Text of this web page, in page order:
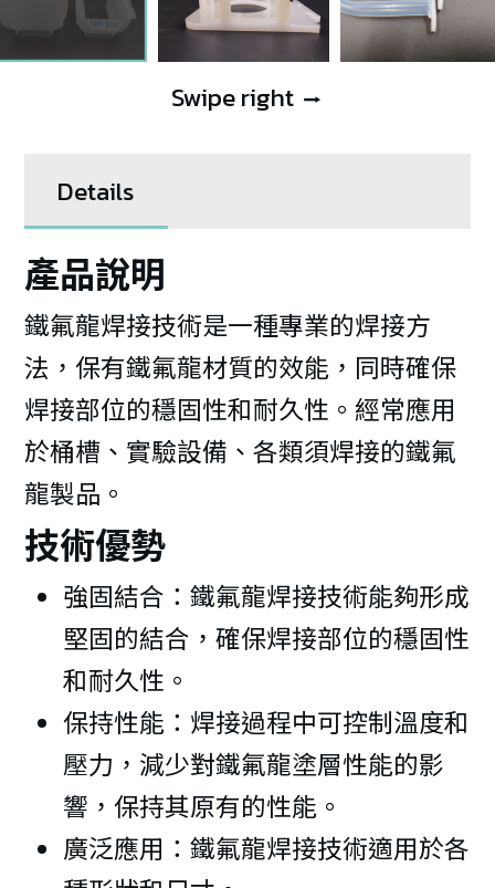
Swipe right ⭢
Details
產品說明
鐵氟龍焊接技術是一種專業的焊接方
法，保有鐵氟龍材質的效能，同時確保
焊接部位的穩固性和耐久性。經常應用
於桶槽、實驗設備、各類須焊接的鐵氟
龍製品。
技術優勢
強固結合：鐵氟龍焊接技術能夠形成
堅固的結合，確保焊接部位的穩固性
和耐久性。
保持性能：焊接過程中可控制溫度和
壓力，減少對鐵氟龍塗層性能的影
響，保持其原有的性能。
廣泛應用：鐵氟龍焊接技術適用於各